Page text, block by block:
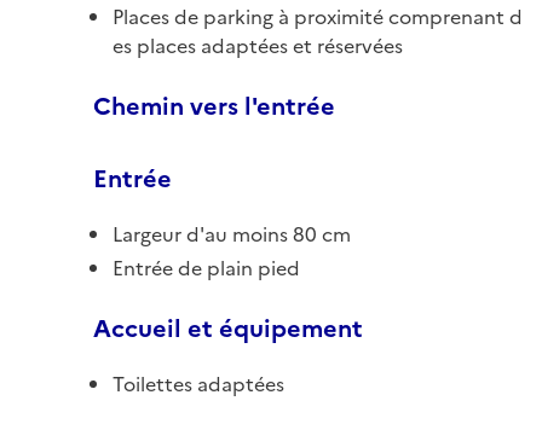
Places de parking à proximité comprenant d
es places adaptées et réservées
Chemin vers l'entrée
Entrée
Largeur d'au moins 80 cm
Entrée de plain pied
Accueil et équipement
Toilettes adaptées